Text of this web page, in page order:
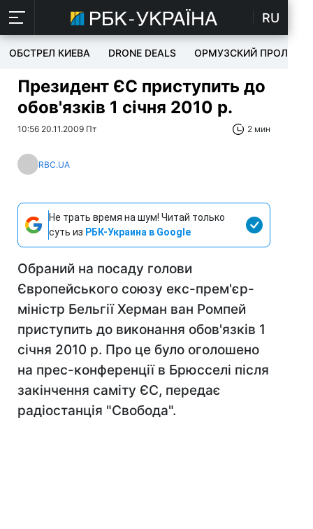
RU
ОБСТРЕЛ КИЕВА DRONE DEALS ОРМУЗСКИЙ ПРОЛИВ
Президент ЄС приступить до
обов'язків 1 січня 2010 р.
10:56 20.11.2009 Пт 2 мин
RBC.UA
Не трать время на шум! Читай только
суть из РБК-Украина в Google
Обраний на посаду голови
Європейського союзу екс-прем'єр-
міністр Бельгії Херман ван Ромпей
приступить до виконання обов'язків 1
січня 2010 р. Про це було оголошено
на прес-конференції в Брюсселі після
закінчення саміту ЄС, передає
радіостанція "Свобода".